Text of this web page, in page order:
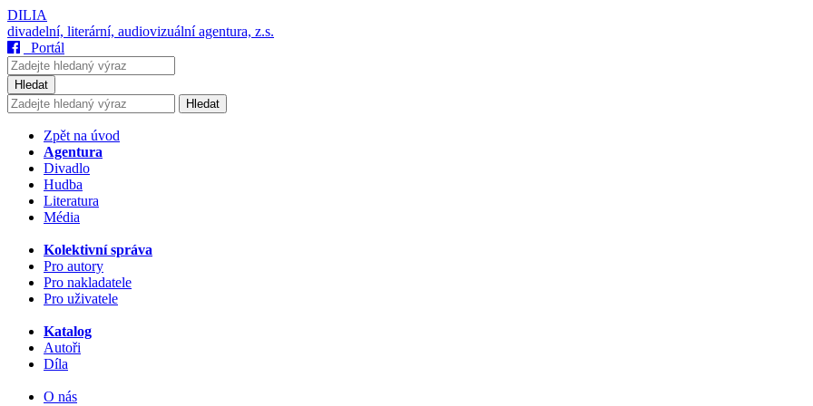
DILIA
divadelní, literární, audiovizuální agentura, z.s.
Portál
Hledat
Hledat
Zpět na úvod
Agentura
Divadlo
Hudba
Literatura
Média
Kolektivní správa
Pro autory
Pro nakladatele
Pro uživatele
Katalog
Autoři
Díla
O nás